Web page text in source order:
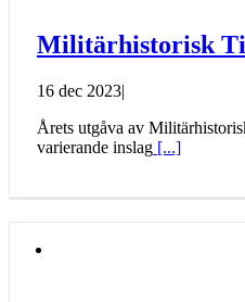
Militärhistorisk
16 dec 2023|
Årets utgåva av
varierande inslag [...]